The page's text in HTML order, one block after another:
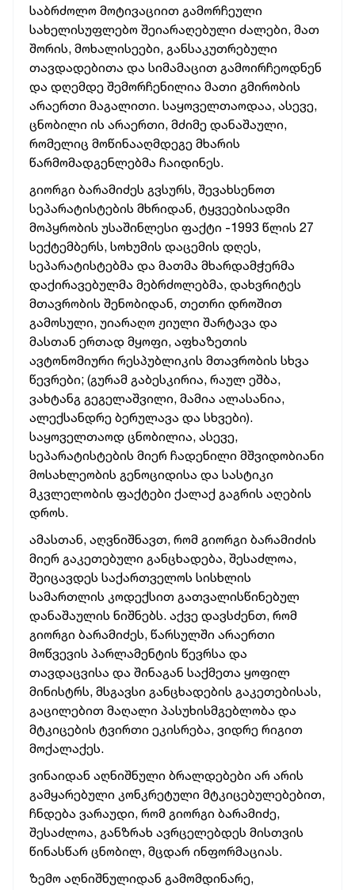
საბრძოლო მოტივაციით გამორჩეული
სახელისუფლებო შეიარაღებული ძალები, მათ
შორის, მოხალისეები, განსაკუთრებული
თავდადებითა და სიმამაცით გამოირჩეოდნენ
და დღემდე შემორჩენილია მათი გმირობის
არაერთი მაგალითი. საყოველთაოდაა, ასევე,
ცნობილი ის არაერთი, მძიმე დანაშაული,
რომელიც მოწინააღმდეგე მხარის
წარმომადგენლებმა ჩაიდინეს.
გიორგი ბარამიძეს გვსურს, შევახსენოთ
სეპარატისტების მხრიდან, ტყვეებისადმი
მოპყრობის უსაშინლესი ფაქტი -1993 წლის 27
სექტემბერს, სოხუმის დაცემის დღეს,
სეპარატისტებმა და მათმა მხარდამჭერმა
დაქირავებულმა მებრძოლებმა, დახვრიტეს
მთავრობის შენობიდან, თეთრი დროშით
გამოსული, უიარაღო ჟიული შარტავა და
მასთან ერთად მყოფი, აფხაზეთის
ავტონომიური რესპუბლიკის მთავრობის სხვა
წევრები; (გურამ გაბესკირია, რაულ ეშბა,
ვახტანგ გეგელაშვილი, მამია ალასანია,
ალექსანდრე ბერულავა და სხვები).
საყოველთაოდ ცნობილია, ასევე,
სეპარატისტების მიერ ჩადენილი მშვიდობიანი
მოსახლეობის გენოციდისა და სასტიკი
მკვლელობის ფაქტები ქალაქ გაგრის აღების
დროს.
ამასთან, აღვნიშნავთ, რომ გიორგი ბარამიძის
მიერ გაკეთებული განცხადება, შესაძლოა,
შეიცავდეს საქართველოს სისხლის
სამართლის კოდექსით გათვალისწინებულ
დანაშაულის ნიშნებს. აქვე დავსძენთ, რომ
გიორგი ბარამიძეს, წარსულში არაერთი
მოწვევის პარლამენტის წევრსა და
თავდაცვისა და შინაგან საქმეთა ყოფილ
მინისტრს, მსგავსი განცხადების გაკეთებისას,
გაცილებით მაღალი პასუხისმგებლობა და
მტკიცების ტვირთი ეკისრება, ვიდრე რიგით
მოქალაქეს.
ვინაიდან აღნიშნული ბრალდებები არ არის
გამყარებული კონკრეტული მტკიცებულებებით,
ჩნდება ვარაუდი, რომ გიორგი ბარამიძე,
შესაძლოა, განზრახ ავრცელებდეს მისთვის
წინასწარ ცნობილ, მცდარ ინფორმაციას.
ზემო აღნიშნულიდან გამომდინარე,